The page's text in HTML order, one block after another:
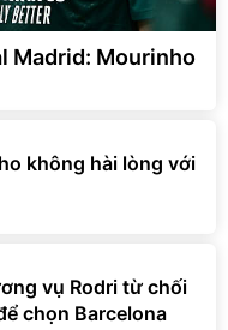
Madrid: Mourinho
không hài lòng với
vụ Rodri từ chối
chọn Barcelona